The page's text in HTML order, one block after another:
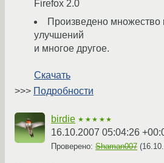
Firefox 2.0
Произведено множество
улучшений
и многое другое.
Скачать
>>> Подробности
birdie ★★★★★
16.10.2007 05:04:26
Проверено: Shaman007 (